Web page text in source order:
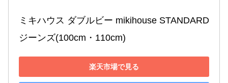
ミキハウス ダブルビー mikihouse STANDARD
ジーンズ(100cm・110cm)
楽天市場で見る